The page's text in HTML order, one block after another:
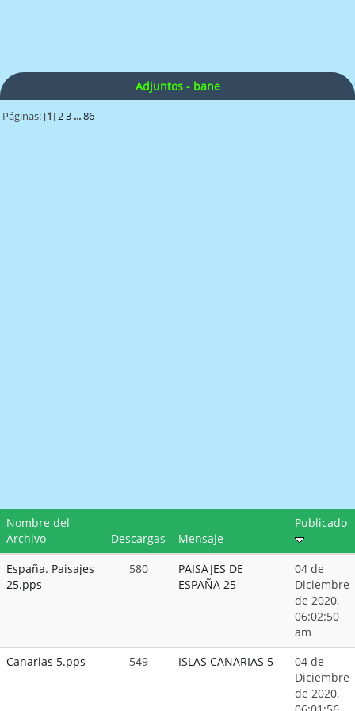
Adjuntos - bane
Páginas: [1]2 3 ...86
Nombre del
Archivo
Descargas Mensaje
Publicado
España. Paisajes
25.pps
580
PAISAJES DE
ESPAÑA 25
04 de
Diciembre
de 2020,
06:02:50
am
Canarias 5.pps
549 ISLAS CANARIAS 5
04 de
Diciembre
de 2020,